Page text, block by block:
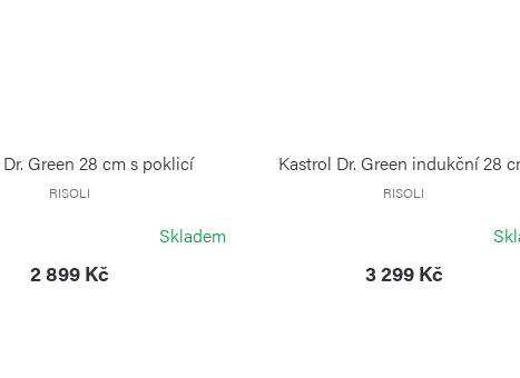
Green 28 cm s poklicí
RISOLI
Skladem
2 899 Kč
Kastrol Dr. Green indukční 28
RISOLI
3 299 Kč